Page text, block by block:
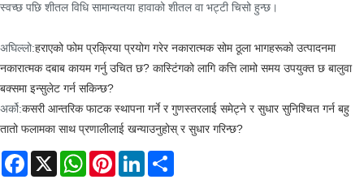
स्वच्छ पछि शीतल विधि सामान्यतया हावाको शीतल वा भट्टी चिसो हुन्छ।
अघिल्लो:हराएको फोम प्रक्रिया प्रयोग गरेर नकारात्मक सोम ठूला भागहरूको उत्पादनमा
नकारात्मक दबाब कायम गर्नु उचित छ? कास्टिंगको लागि कत्ति लामो समय उपयुक्त छ बालुवा
बक्समा इन्सुलेट गर्न सकिन्छ?
अर्को:कसरी आन्तरिक फाटक स्थापना गर्ने र गुणस्तरलाई समेट्ने र सुधार सुनिश्चित गर्न बहु
तातो फलामका साथ प्रणालीलाई खन्याउनुहोस् र सुधार गरिन्छ?
Facebook
X WhatsAppPinterestLinkedIn